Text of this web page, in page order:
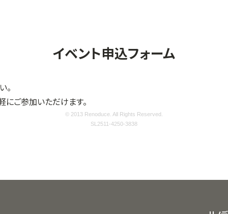
イベント申込フォーム
。
にご参加いただけます。
© 2013 Renoduce. All Rights Reserved.
SL2511-4250-3838